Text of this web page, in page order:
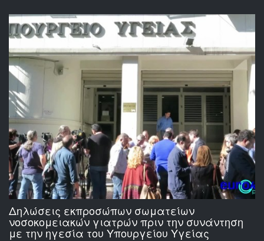
Δηλώσεις εκπροσώπων σωματείων
νοσοκομειακών γιατρών πριν την συνάντηση
με την ηγεσία του Υπουργείου Υγείας